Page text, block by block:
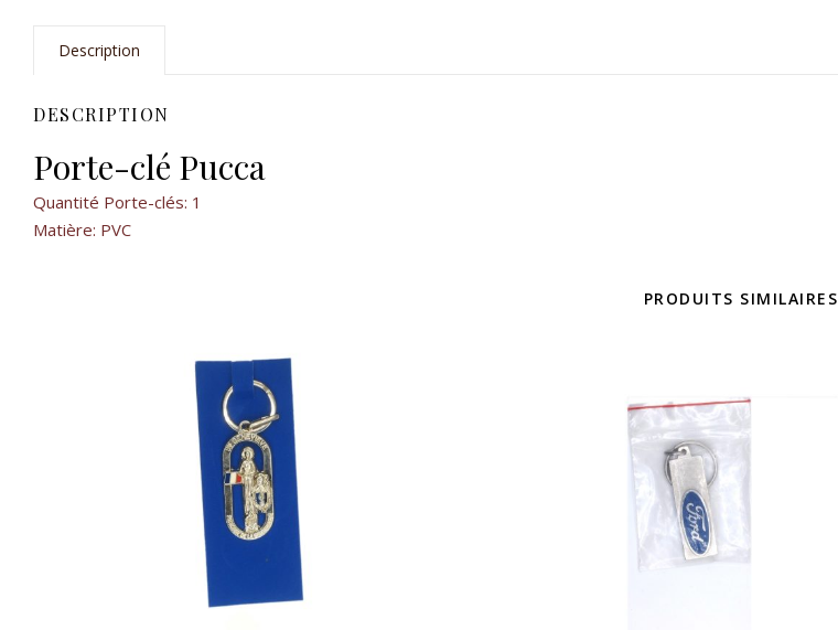
Description
DESCRIPTION
Porte-clé Pucca
Quantité Porte-clés: 1
Matière: PVC
PRODUITS SIMILAIRES